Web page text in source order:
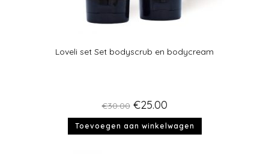
Loveli set Set bodyscrub en bodycream
€30.00 €25.00
Toevoegen aan winkelwagen